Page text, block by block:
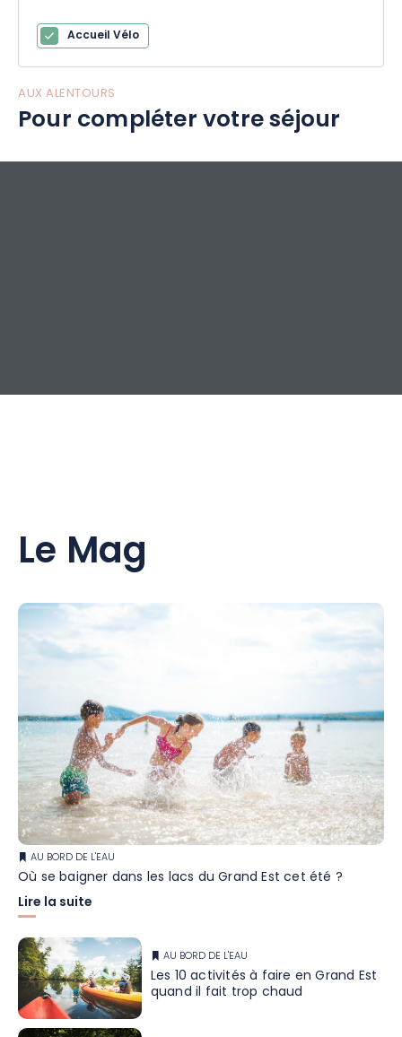
Accueil Vélo
AUX ALENTOURS
Pour compléter votre séjour
Le Mag
AU BORD DE L'EAU
Où se baigner dans les lacs du Grand Est cet été ?
Lire la suite
AU BORD DE L'EAU
Les 10 activités à faire en Grand Est
quand il fait trop chaud